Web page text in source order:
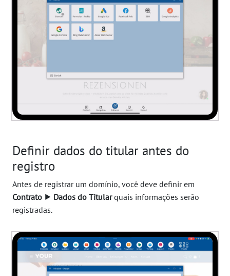
Definir dados do titular antes do
registro
Antes de registrar um domínio, você deve definir em
Contrato ⯈ Dados do Titularquais informações serão
registradas.